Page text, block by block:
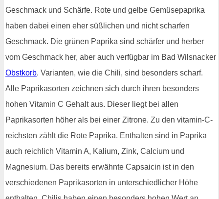
Geschmack und Schärfe. Rote und gelbe Gemüsepaprika
haben dabei einen eher süßlichen und nicht scharfen
Geschmack. Die grünen Paprika sind schärfer und herber
vom Geschmack her, aber auch verfügbar im Bad Wilsnacker
Obstkorb. Varianten, wie die Chili, sind besonders scharf.
Alle Paprikasorten zeichnen sich durch ihren besonders
hohen Vitamin C Gehalt aus. Dieser liegt bei allen
Paprikasorten höher als bei einer Zitrone. Zu den vitamin-C-
reichsten zählt die Rote Paprika. Enthalten sind in Paprika
auch reichlich Vitamin A, Kalium, Zink, Calcium und
Magnesium. Das bereits erwähnte Capsaicin ist in den
verschiedenen Paprikasorten in unterschiedlicher Höhe